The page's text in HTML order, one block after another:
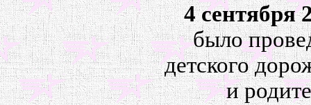
4 сентября
было
детского
и